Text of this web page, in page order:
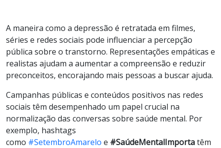
A maneira como a depressão é retratada em filmes,
séries e redes sociais pode influenciar a percepção
pública sobre o transtorno. Representações empáticas e
realistas ajudam a aumentar a compreensão e reduzir
preconceitos, encorajando mais pessoas a buscar ajuda.
Campanhas públicas e conteúdos positivos nas redes
sociais têm desempenhado um papel crucial na
normalização das conversas sobre saúde mental. Por
exemplo, hashtags
como #SetembroAmarelo e #SaúdeMentalImportatêm